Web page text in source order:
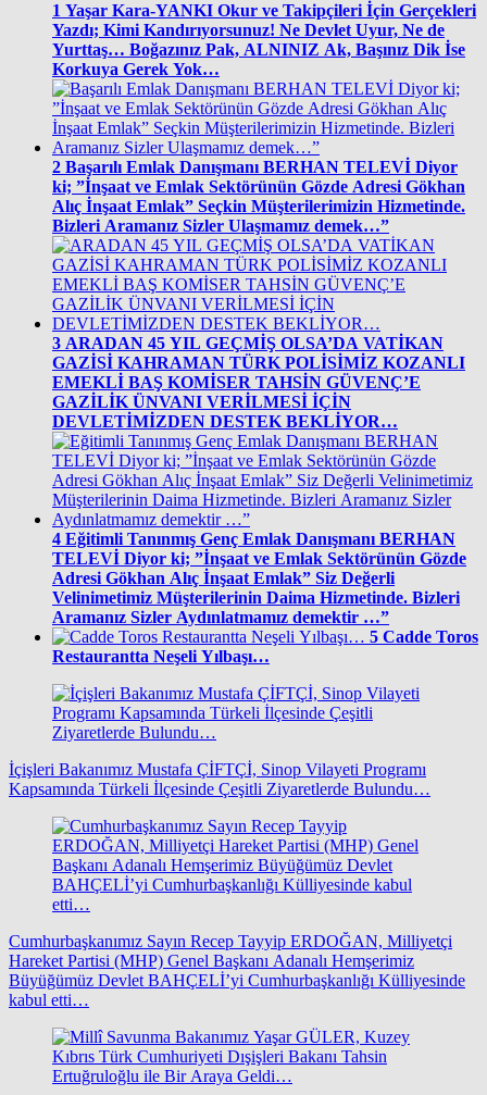
1 Yaşar Kara-YANKI Okur ve Takipçileri İçin Gerçekleri
Yazdı; Kimi Kandırıyorsunuz! Ne Devlet Uyur, Ne de
Yurttaş… Boğazınız Pak, ALNINIZ Ak, Başınız Dik İse
Korkuya Gerek Yok…
2 Başarılı Emlak Danışmanı BERHAN TELEVİ Diyor
ki; ”İnşaat ve Emlak Sektörünün Gözde Adresi Gökhan
Alıç İnşaat Emlak” Seçkin Müşterilerimizin Hizmetinde.
Bizleri Aramanız Sizler Ulaşmamız demek…”
3 ARADAN 45 YIL GEÇMİŞ OLSA’DA VATİKAN
GAZİSİ KAHRAMAN TÜRK POLİSİMİZ KOZANLI
EMEKLİ BAŞ KOMİSER TAHSİN GÜVENÇ’E
GAZİLİK ÜNVANI VERİLMESİ İÇİN
DEVLETİMİZDEN DESTEK BEKLİYOR…
4 Eğitimli Tanınmış Genç Emlak Danışmanı BERHAN
TELEVİ Diyor ki; ”İnşaat ve Emlak Sektörünün Gözde
Adresi Gökhan Alıç İnşaat Emlak” Siz Değerli
Velinimetimiz Müşterilerinin Daima Hizmetinde. Bizleri
Aramanız Sizler Aydınlatmamız demektir …”
5 Cadde Toros
Restaurantta Neşeli Yılbaşı…
İçişleri Bakanımız Mustafa ÇİFTÇİ, Sinop Vilayeti Programı
Kapsamında Türkeli İlçesinde Çeşitli Ziyaretlerde Bulundu…
Cumhurbaşkanımız Sayın Recep Tayyip ERDOĞAN, Milliyetçi
Hareket Partisi (MHP) Genel Başkanı Adanalı Hemşerimiz
Büyüğümüz Devlet BAHÇELİ’yi Cumhurbaşkanlığı Külliyesinde
kabul etti…